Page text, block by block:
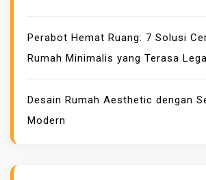
Perabot Hemat Ruang: 7 Solusi
Rumah Minimalis yang Terasa Lega
Desain Rumah Aesthetic dengan
Modern